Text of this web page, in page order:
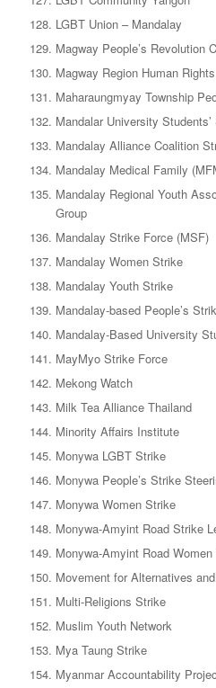
LGBT Union – Mandalay
Magway People’s Revolution
Magway Region Human
Maharaungmyay Township
Mandalar University
Mandalay Alliance Coalition
Mandalay Medical Family
Mandalay Regional Youth
Group
Mandalay Strike Force (MSF)
Mandalay Women Strike
Mandalay Youth Strike
Mandalay-based People’s
Mandalay-Based University
MayMyo Strike Force
Mekong Watch
Milk Tea Alliance Thailand
Minority Affairs Institute
Monywa LGBT Strike
Monywa People’s Strike
Monywa Women Strike
Monywa-Amyint Road Strike
Monywa-Amyint Road
Movement for Alternatives
Multi-Religions Strike
Muslim Youth Network
Mya Taung Strike
Myanmar Accountability